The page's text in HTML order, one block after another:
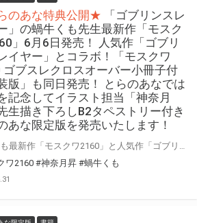
のあな特典公開★
「ゴブリンスレ
」の蝸牛くも先生最新作「モスク
」6月6日発売！ 人気作「ゴブリ
イヤー」とコラボ！「モスクワ
ゴブスレクロスオーバー小冊子付
版」も同日発売！ とらのあなでは
記念してイラスト担当「神奈月
生描き下ろしB2タペストリー付き
あな限定版を発売いたします！
ワ2160 #神奈月昇 #蝸牛くも